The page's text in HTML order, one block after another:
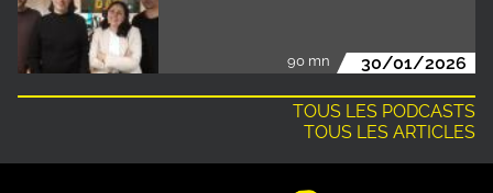
90 mn 30/01/2026
TOUS LES PODCASTS
TOUS LES ARTICLES